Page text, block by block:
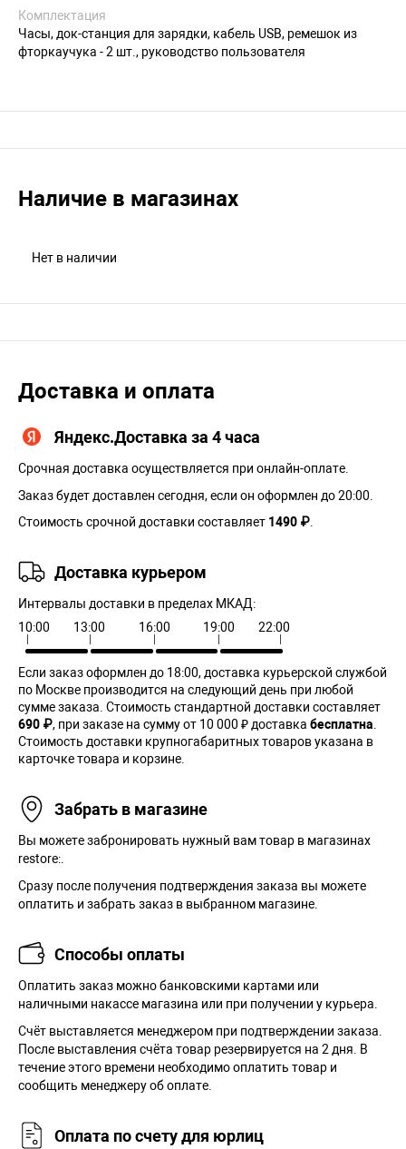
Комплектация
Часы, док-станция для зарядки, кабель USB, ремешок из
фторкаучука - 2 шт., руководство пользователя
Наличие в магазинах
Нет в наличии
Доставка и оплата
Яндекс.Доставка за 4 часа
Срочная доставка осуществляется при онлайн-оплате.
Заказ будет доставлен сегодня, если он оформлен до 20:00.
Стоимость срочной доставки составляет 1490 ₽.
Доставка курьером
Интервалы доставки в пределах МКАД:
10:00
13:00 16:00 19:00 22:00
Если заказ оформлен до 18:00, доставка курьерской службой
по Москве производится на следующий день при любой
сумме заказа. Cтоимость стандартной доставки составляет
690 ₽, при заказе на сумму от 10 000 ₽ доставка бесплатна.
Стоимость доставки крупногабаритных товаров указана в
карточке товара и корзине.
Забрать в магазине
Вы можете забронировать нужный вам товар в магазинах
restore:.
Сразу после получения подтверждения заказа вы можете
оплатить и забрать заказ в выбранном магазине.
Способы оплаты
Оплатить заказ можно банковскими картами или
наличными накассе магазина или при получении у курьера.
Cчёт выставляется менеджером при подтверждении заказа.
После выставления счёта товар резервируется на 2 дня. В
течение этого времени необходимо оплатить товар и
сообщить менеджеру об оплате.
Оплата по счету для юрлиц